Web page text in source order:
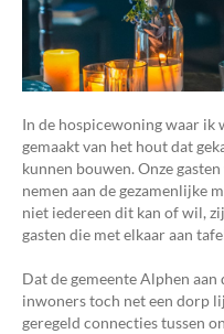
In de hospicewoning waar ik
gemaakt van het hout dat
kunnen bouwen. Onze
nemen aan de gezamenlijke
niet iedereen dit kan of wil,
gasten die met elkaar aan
Dat de gemeente Alphen aan
inwoners toch net een dorp
geregeld connecties tussen